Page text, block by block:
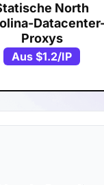
North
Proxys
Aus$1.2/IP